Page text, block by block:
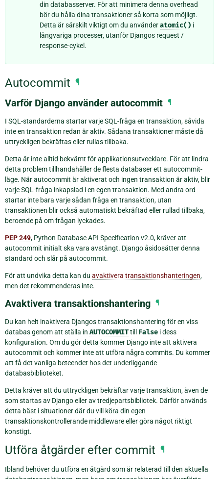
din databasserver. För att minimera denna overhead
bör du hålla dina transaktioner så korta som möjligt.
Detta är särskilt viktigt om du använderatomic() i
långvariga processer, utanför Djangos request /
response-cykel.
Autocommit ¶
Varför Django använder autocommit ¶
I SQL-standarderna startar varje SQL-fråga en transaktion, såvida
inte en transaktion redan är aktiv. Sådana transaktioner måste då
uttryckligen bekräftas eller rullas tillbaka.
Detta är inte alltid bekvämt för applikationsutvecklare. För att lindra
detta problem tillhandahåller de flesta databaser ett autocommit-
läge. När autocommit är aktiverat och ingen transaktion är aktiv, blir
varje SQL-fråga inkapslad i en egen transaktion. Med andra ord
startar inte bara varje sådan fråga en transaktion, utan
transaktionen blir också automatiskt bekräftad eller rullad tillbaka,
beroende på om frågan lyckades.
PEP 249, Python Database API Specification v2.0, kräver att
autocommit initialt ska vara avstängt. Django åsidosätter denna
standard och slår på autocommit.
För att undvika detta kan du avaktivera transaktionshanteringen,
men det rekommenderas inte.
Avaktivera transaktionshantering ¶
Du kan helt inaktivera Djangos transaktionshantering för en viss
databas genom att ställa in AUTOCOMMITtill False i dess
konfiguration. Om du gör detta kommer Django inte att aktivera
autocommit och kommer inte att utföra några commits. Du kommer
att få det vanliga beteendet hos det underliggande
databasbiblioteket.
Detta kräver att du uttryckligen bekräftar varje transaktion, även de
som startas av Django eller av tredjepartsbibliotek. Därför används
detta bäst i situationer där du vill köra din egen
transaktionskontrollerande middleware eller göra något riktigt
konstigt.
Utföra åtgärder efter commit ¶
Ibland behöver du utföra en åtgärd som är relaterad till den aktuella